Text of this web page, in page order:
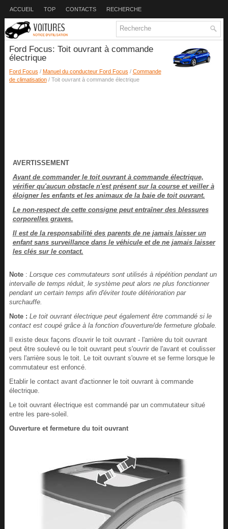
ACCUEIL TOP CONTACTS RECHERCHE
Ford Focus: Toit ouvrant à commande
électrique
Ford Focus / Manuel du conducteur Ford Focus / Commande
de climatisation/ Toit ouvrant à commande électrique
AVERTISSEMENT
Avant de commander le toit ouvrant à commande électrique,
vérifier qu'aucun obstacle n'est présent sur la course et veiller à
éloigner les enfants et les animaux de la baie de toit ouvrant.
Le non-respect de cette consigne peut entraîner des blessures
corporelles graves.
Il est de la responsabilité des parents de ne jamais laisser un
enfant sans surveillance dans le véhicule et de ne jamais laisser
les clés sur le contact.
Note : Lorsque ces commutateurs sont utilisés à répétition pendant un
intervalle de temps réduit, le système peut alors ne plus fonctionner
pendant un certain temps afin d'éviter toute détérioration par
surchauffe.
Note : Le toit ouvrant électrique peut également être commandé si le
contact est coupé grâce à la fonction d'ouverture/de fermeture globale.
Il existe deux façons d'ouvrir le toit ouvrant - l'arrière du toit ouvrant
peut être soulevé ou le toit ouvrant peut s'ouvrir de l'avant et coulisser
vers l'arrière sous le toit. Le toit ouvrant s'ouvre et se ferme lorsque le
commutateur est enfoncé.
Etablir le contact avant d'actionner le toit ouvrant à commande
électrique.
Le toit ouvrant électrique est commandé par un commutateur situé
entre les pare-soleil.
Ouverture et fermeture du toit ouvrant